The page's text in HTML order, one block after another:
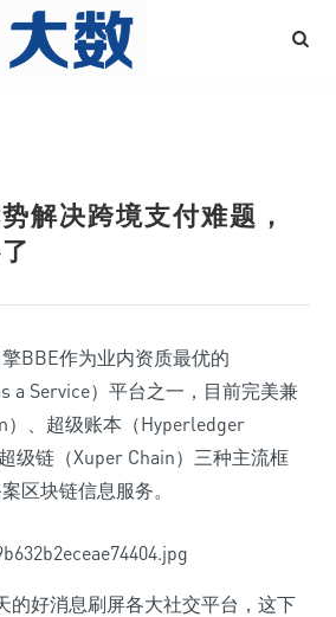
解决跨境支付难题，
BBE作为业内资质最优的
a Service）平台之一，目前完美兼
）、超级账本（Hyperledger
级链（Xuper Chain）三种主流框
区块链信息服务。
的好消息刷屏各大社交平台，这下